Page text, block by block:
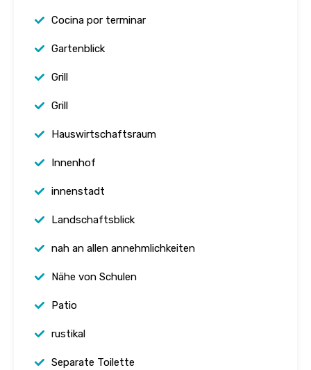
Cocina por terminar
Gartenblick
Grill
Grill
Hauswirtschaftsraum
Innenhof
innenstadt
Landschaftsblick
nah an allen annehmlichkeiten
Nähe von Schulen
Patio
rustikal
Separate Toilette